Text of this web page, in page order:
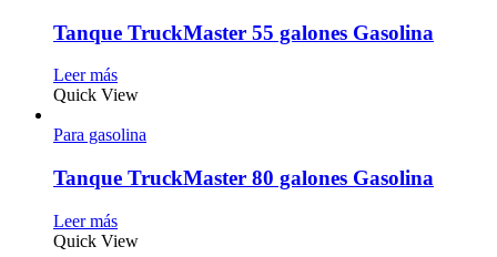
Tanque TruckMaster 55 galones Gasolina
Leer más
Quick View
Para gasolina
Tanque TruckMaster 80 galones Gasolina
Leer más
Quick View